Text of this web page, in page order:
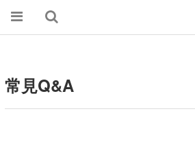
常見Q&A